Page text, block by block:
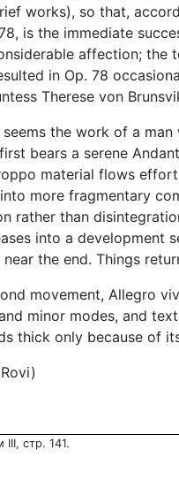
works), so that,
is the immediate
affection;
in Op. 78
Therese von
the work of a
bears a serene
material flows
more fragmentary
rather than
into a development
the end. Things
movement, Allegro
minor modes, and
thick only because of
стр. 141.